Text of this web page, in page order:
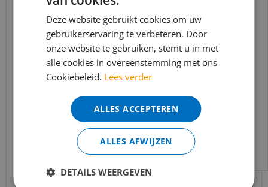
Trapleuning eik onbehandeld sleutelgat
40x60mm 350cm
In verband met de vakantie periode zijn wij
t/m 14 augustus telefonisch helaas niet
bereikbaar.
Bestelling worden uiteraard verwerkt
echter iets minder snel dan wat je van ons
gewend bent.
Voor vragen kan je ons bereiken via
info@merkvloerenwinkel.nl
Deze website gebruikt cookies om uw
gebruikerservaring te verbeteren. Door
onze website te gebruiken, stemt u in met
alle cookies in overeenstemming met ons
Cookiebeleid. Lees verder
ALLES ACCEPTEREN
ALLES AFWIJZEN
DETAILS WEERGEVEN